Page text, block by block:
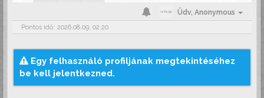
Üdv, Anonymous
Pontos idő: 2026.08.09. 02:20
Egy felhasználó profiljának megtekintéséhez
be kell jelentkezned.